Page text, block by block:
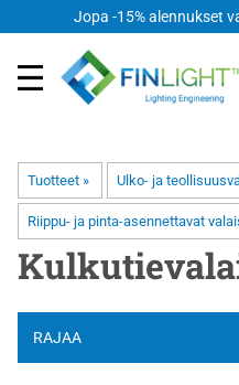
Jopa -15% alennukset
Tuotteet ‪» Ulko- ja
Riippu- ja pinta-asennettavat
RAJAA